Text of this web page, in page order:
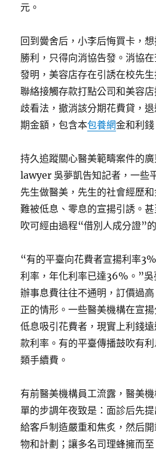
元。
回到黌舍后，小李后悔買卡，
勝利，只得向消協告發。消協
發明，美容店存在引誘在校先
聯絡接觸存款打點公司和美容
歧看法，撤消該分期花費貸，
期金額，包含本包養網金和利錢
持久追蹤關心醫美範疇案件的
lawyer 吳夢凱告知記者，一些
先生做醫美，先生的社會經歷
難被低息、零息的宣揚引誘。
吹可經由過程“借別人成分證”
“有的平臺向花費者宣揚利率
利率，年化利率已達36%。”
辦事息費往往不通明，訂價過
正的情形。一些醫美機構在宣
低息吸引花費者，現實上利錢
款利率。有的平臺傳播鼓吹有
類手續費。
有前醫美機構員工流露，醫美
單的步調年夜致是：面診后先
給客戶制造嚴重和焦炙，然后
物和計劃；讓多名司理蜂擁而